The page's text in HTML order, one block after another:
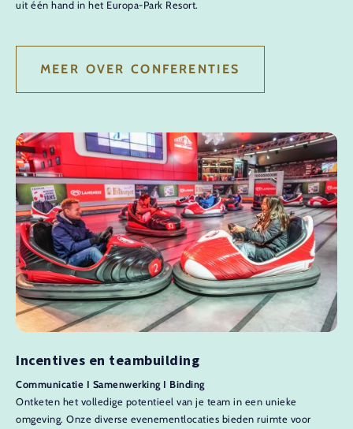
uit één hand in het Europa-Park Resort.
MEER OVER CONFERENTIES
Incentives en teambuilding
Communicatie I Samenwerking I Binding
Ontketen het volledige potentieel van je team in een unieke
omgeving. Onze diverse evenementlocaties bieden ruimte voor